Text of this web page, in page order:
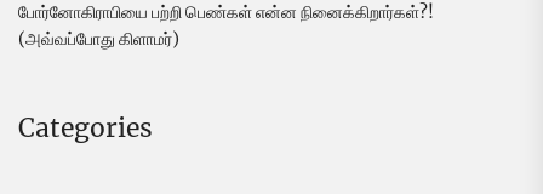
போர்னோகிராபியை பற்றி பெண்கள் என்ன நினைக்கிறார்கள்?!
(அவ்வப்போது கிளாமர்)
Categories